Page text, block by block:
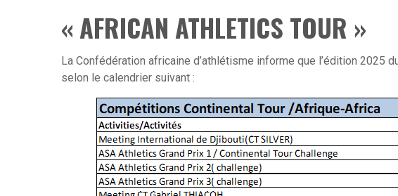
« AFRICAN ATHLETICS TOUR »
La Confédération africaine d’athlétisme informe que l’édition 2025
selon le calendrier suivant :